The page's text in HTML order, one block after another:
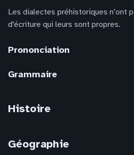
Les dialectes préhistoriques n’ont
d'écriture qui leurs sont propres.
Prononciation
Grammaire
Histoire
Géographie